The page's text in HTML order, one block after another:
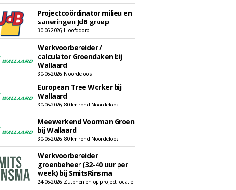
Projectcoördinator milieu en
saneringen JdB groep
30-06-2026, Hoofddorp
Werkvoorbereider /
calculator Groendaken bij
Wallaard
30-06-2026, Noordeloos
European Tree Worker bij
Wallaard
30-06-2026, 80 km rond Noordeloos
Meewerkend Voorman Groen
bij Wallaard
30-06-2026, 80 km rond Noordeloos
Werkvoorbereider
groenbeheer (32-40 uur per
week) bij SmitsRinsma
24-06-2026, Zutphen en op project locatie